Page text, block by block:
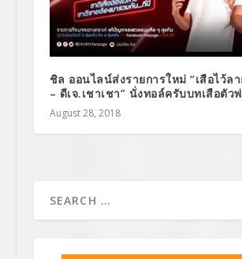
ชิล ออนไลน์ส่งรายการใหม่ “เสือไว้ลา
– ดีเจ.เชาเชา” นั่งทอล์ครับบทเสือตัว
August 28, 2018